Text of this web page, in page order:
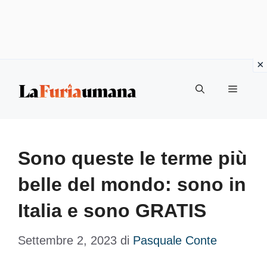
Menu
Sono queste le terme più
belle del mondo: sono in
Italia e sono GRATIS
Settembre 2, 2023 di Pasquale Conte